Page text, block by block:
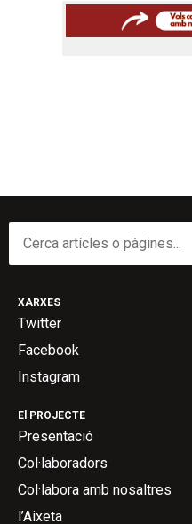
El PROJECTE
Presentació
Col·laboradors
Col·labora amb nosaltres
l’Aixeta
XARXES
Twitter
Facebook
Instagram